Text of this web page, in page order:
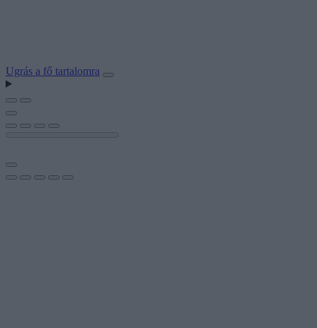
Ugrás a fő tartalomra